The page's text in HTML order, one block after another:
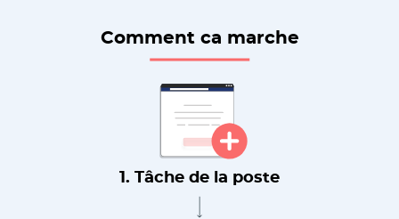
Comment ca marche
1. Tâche de la poste